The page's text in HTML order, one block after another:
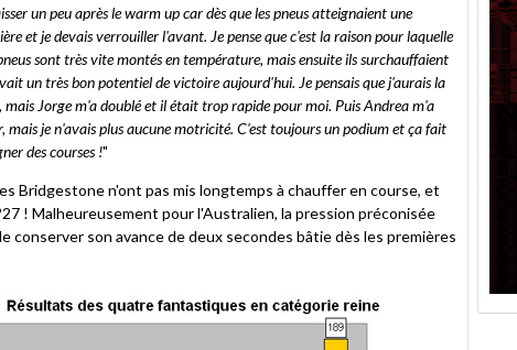
un peu après le warm up car dès que les pneus atteignaient une
et je devais verrouiller l'avant. Je pense que c'est la raison pour laquelle
sont très vite montés en température, mais ensuite ils surchauffaient
un très bon potentiel de victoire aujourd'hui. Je pensais que j'aurais la
Jorge m'a doublé et il était trop rapide pour moi. Puis Andrea m'a
mais je n'avais plus aucune motricité. C'est toujours un podium et ça fait
des courses !"
Bridgestone n'ont pas mis longtemps à chauffer en course, et
! Malheureusement pour l'Australien, la pression préconisée
conserver son avance de deux secondes bâtie dès les premières